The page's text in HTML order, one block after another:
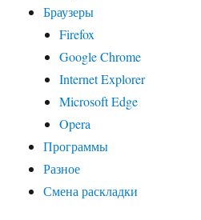
Браузеры
Firefox
Google Chrome
Internet Explorer
Microsoft Edge
Opera
Программы
Разное
Смена раскладки